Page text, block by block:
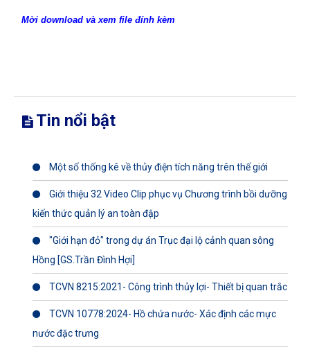
Mời download và xem file đính kèm
Tin nổi bật
Một số thống kê về thủy điện tích năng trên thế giới
Giới thiệu 32 Video Clip phục vụ Chương trình bồi dưỡng
kiến thức quản lý an toàn đập
"Giới hạn đỏ" trong dự án Trục đại lộ cảnh quan sông
Hồng [GS.Trần Đình Hợi]
TCVN 8215:2021- Công trình thủy lợi- Thiết bị quan trắc
TCVN 10778:2024- Hồ chứa nước- Xác định các mực
nước đặc trưng